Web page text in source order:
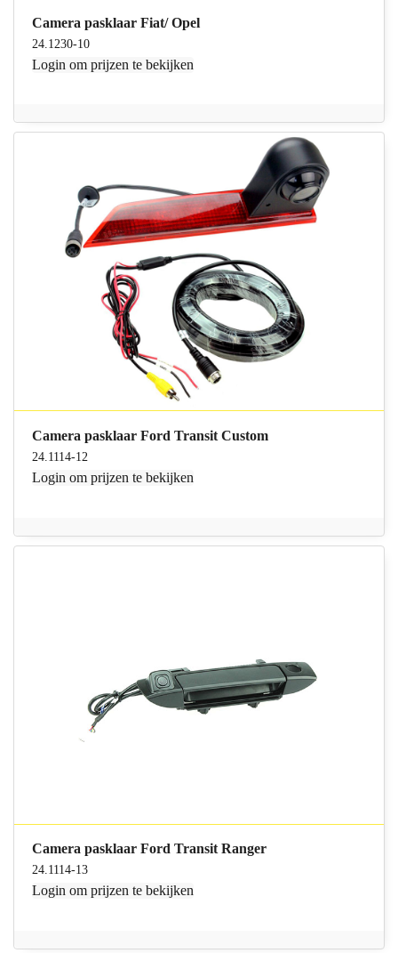
Camera pasklaar Fiat/ Opel
24.1230-10
Login om prijzen te bekijken
Camera pasklaar Ford Transit Custom
24.1114-12
Login om prijzen te bekijken
Camera pasklaar Ford Transit Ranger
24.1114-13
Login om prijzen te bekijken